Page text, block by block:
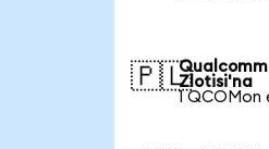
🇵🇱Zlotisi'na
1 QCOMon